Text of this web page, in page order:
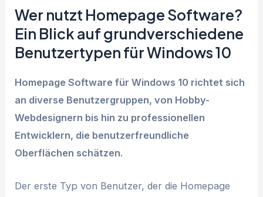
Wer nutzt Homepage Software?
Ein Blick auf grundverschiedene
Benutzertypen für Windows 10
Homepage Software für Windows 10 richtet sich
an diverse Benutzergruppen, von Hobby-
Webdesignern bis hin zu professionellen
Entwicklern, die benutzerfreundliche
Oberflächen schätzen.
Der erste Typ von Benutzer, der die Homepage